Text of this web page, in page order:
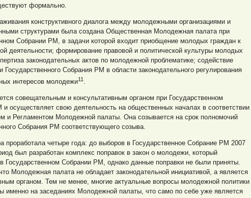
формально.
конструктивного диалога между молодежными организациями и
структурами была создана Общественная Молодежная палата при
Собрании РМ, в задачи которой входит приобщение молодых граждан к
деятельности; формирование правовой и политической культуры молодых
законодательных актов по молодежной проблематике; содействие
Государственного Собрания РМ в области законодательного регулирования
интересов молодежи11 .
совещательным и консультативным органом при Государственном
осуществляет свою деятельность на общественных началах в соответствии
и Регламентом Молодежной палаты. Она созывается на срок полномочий
Собрания РМ соответствующего созыва.
проработала четыре года: до выборов в Государственное Собрание РМ 2007
был разработан комплекс поправок в закон о молодежи, который
Государственном Собрании РМ, однако данные поправки не были приняты.
Молодежная палата не обладает законодательной инициативой, а является
органом. Тем не менее, многие актуальные вопросы молодежной политики
именно на заседаниях Молодежной палаты, что само по себе уже является